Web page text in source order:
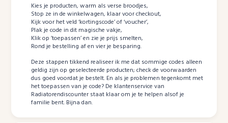
Kies je producten, warm als verse broodjes,
Stop ze in de winkelwagen, klaar voor checkout,
Kijk voor het veld ‘kortingscode’ of ‘voucher’,
Plak je code in dit magische vakje,
Klik op ’toepassen’ en zie je prijs smelten,
Rond je bestelling af en vier je besparing.
Deze stappen tikkend realiseer ik me dat sommige codes alleen
geldig zijn op geselecteerde producten; check de voorwaarden
dus goed voordat je bestelt. En als je problemen tegenkomt met
het toepassen van je code? De klantenservice van
Radiatorendiscounter staat klaar om je te helpen alsof je
familie bent. Bijna dan.